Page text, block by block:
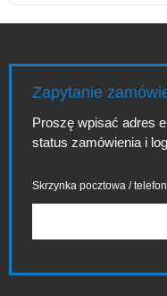
Zapytanie
Proszę wpisać adres
status zamówienia i
Skrzynka pocztowa / telefon